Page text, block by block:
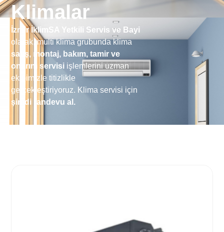
Klimalar
İzmir İklimSA Yetkili Servis ve Bayi
olarak, multi klima grubunda klima
satış, montaj, bakım, tamir ve
onarım servisi işlemlerini uzman
ekibimizle titizlikle
gerçekleştiriyoruz. Klima servisi için
şimdi randevu al.